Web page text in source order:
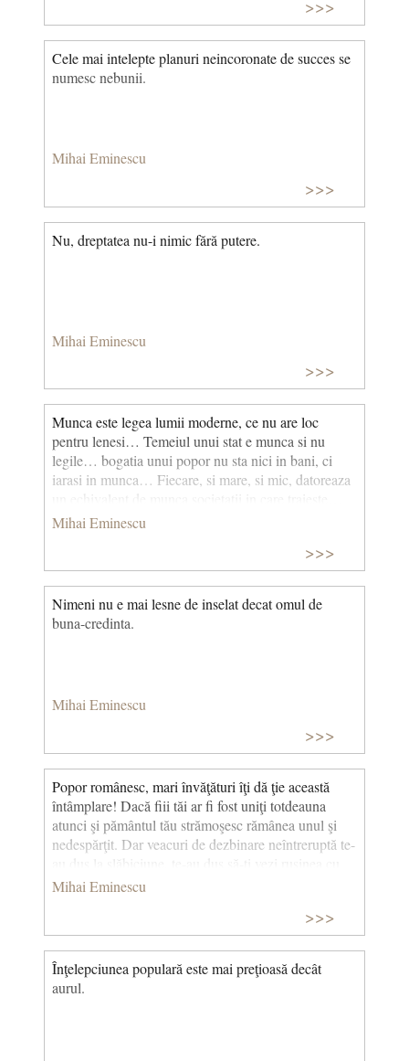
>>>
Cele mai intelepte planuri neincoronate de succes se
numesc nebunii.
Mihai Eminescu
>>>
Nu, dreptatea nu-i nimic fără putere.
Mihai Eminescu
>>>
Munca este legea lumii moderne, ce nu are loc
pentru lenesi… Temeiul unui stat e munca si nu
legile… bogatia unui popor nu sta nici in bani, ci
iarasi in munca… Fiecare, si mare, si mic, datoreaza
un echivalent de munca societatii in care traieste…
Cand munca unei clase dintr-un popor nu mai
clasa e corupta, chiar ea traieste din traficul unei
munci straine…; noi credem, insa, ca un sistem care,
oricat s-ar imbogati patriotii, are ca rezultat moartea
reala a unei natii, e tot ce se poate mai rau si mai
ucigas ca sistem.
Mihai Eminescu
>>>
Nimeni nu e mai lesne de inselat decat omul de
buna-credinta.
Mihai Eminescu
>>>
Popor românesc, mari învăţături îţi dă ţie această
întâmplare! Dacă fiii tăi ar fi fost uniţi totdeauna
atunci şi pământul tău strămoşesc rămânea unul şi
nedespărţit. Dar veacuri de dezbinare neîntreruptă te-
au dus la slăbiciune, te-au dus să-ţi vezi ruşinea cu
ochii!
Mihai Eminescu
>>>
Înţelepciunea populară este mai preţioasă decât
aurul.